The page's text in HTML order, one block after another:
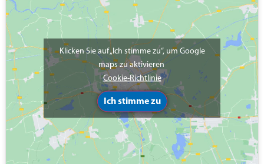
Klicken Sie auf „Ich stimme zu“, um Google
maps zu aktivieren
Cookie-Richtlinie
Ich stimme zu